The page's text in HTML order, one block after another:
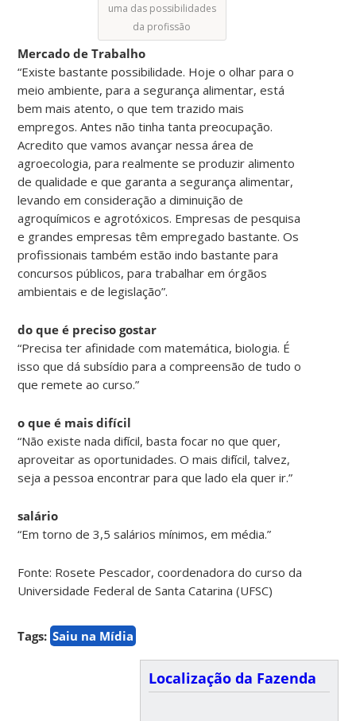
uma das possibilidades
da profissão
Mercado de Trabalho
“Existe bastante possibilidade. Hoje o olhar para o
meio ambiente, para a segurança alimentar, está
bem mais atento, o que tem trazido mais
empregos. Antes não tinha tanta preocupação.
Acredito que vamos avançar nessa área de
agroecologia, para realmente se produzir alimento
de qualidade e que garanta a segurança alimentar,
levando em consideração a diminuição de
agroquímicos e agrotóxicos. Empresas de pesquisa
e grandes empresas têm empregado bastante. Os
profissionais também estão indo bastante para
concursos públicos, para trabalhar em órgãos
ambientais e de legislação”.
do que é preciso gostar
“Precisa ter afinidade com matemática, biologia. É
isso que dá subsídio para a compreensão de tudo o
que remete ao curso.”
o que é mais difícil
“Não existe nada difícil, basta focar no que quer,
aproveitar as oportunidades. O mais difícil, talvez,
seja a pessoa encontrar para que lado ela quer ir.”
salário
“Em torno de 3,5 salários mínimos, em média.”
Fonte: Rosete Pescador, coordenadora do curso da
Universidade Federal de Santa Catarina (UFSC)
Tags: Saiu na Mídia
Localização da Fazenda